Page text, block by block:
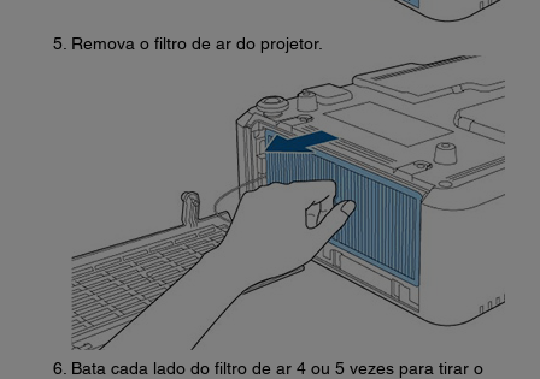
Remova o filtro de ar do projetor.
Bata cada lado do filtro de ar 4 ou 5 vezes para tirar o